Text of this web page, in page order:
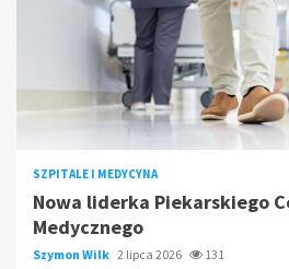
SZPITALE I MEDYCYNA
Nowa liderka Piekarskiego
Medycznego
Szymon Wilk 2 lipca 2026 131